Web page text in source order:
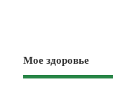
Мое здоровье